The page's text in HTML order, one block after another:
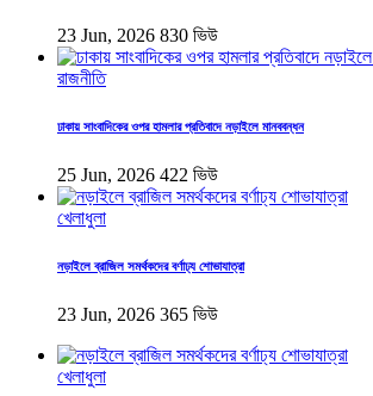
23 Jun, 2026 830 ভিউ
রাজনীতি
ঢাকায় সাংবাদিকের ওপর হামলার প্রতিবাদে নড়াইলে মানববন্ধন
25 Jun, 2026 422 ভিউ
খেলাধুলা
নড়াইলে ব্রাজিল সমর্থকদের বর্ণাঢ্য শোভাযাত্রা
23 Jun, 2026 365 ভিউ
খেলাধুলা